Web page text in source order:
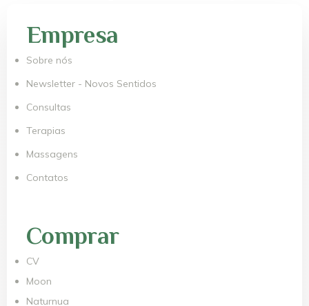
Empresa
Sobre nós
Newsletter - Novos Sentidos
Consultas
Terapias
Massagens
Contatos
Comprar
CV
Moon
Naturnua